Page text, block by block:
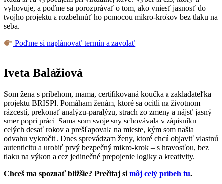
vyhovuje, a poďme sa porozprávať o tom, ako vniesť jasnosť do
tvojho projektu a rozbehnúť ho pomocou mikro-krokov bez tlaku na
seba.
Poďme si naplánovať termín a zavolať
Iveta Balážiová
Som žena s príbehom, mama, certifikovaná koučka a zakladateľka
projektu BRISPI. Pomáham ženám, ktoré sa ocitli na životnom
rázcestí, prekonať analýzu-paralýzu, strach zo zmeny a nájsť jasný
smer popri práci. Sama som svoje sny schovávala v zápisníku
celých desať rokov a prešľapovala na mieste, kým som našla
odvahu vykročiť. Dnes sprevádzam ženy, ktoré chcú objaviť vlastnú
autenticitu a urobiť prvý bezpečný mikro-krok – s hravosťou, bez
tlaku na výkon a cez jedinečné prepojenie logiky a kreativity.
Chceš ma spoznať bližšie? Prečítaj si môj celý príbeh tu.